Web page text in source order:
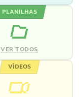
PLANILHAS
VER TODOS
VÍDEOS